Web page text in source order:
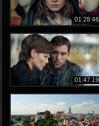
01:28:46
01:47:19